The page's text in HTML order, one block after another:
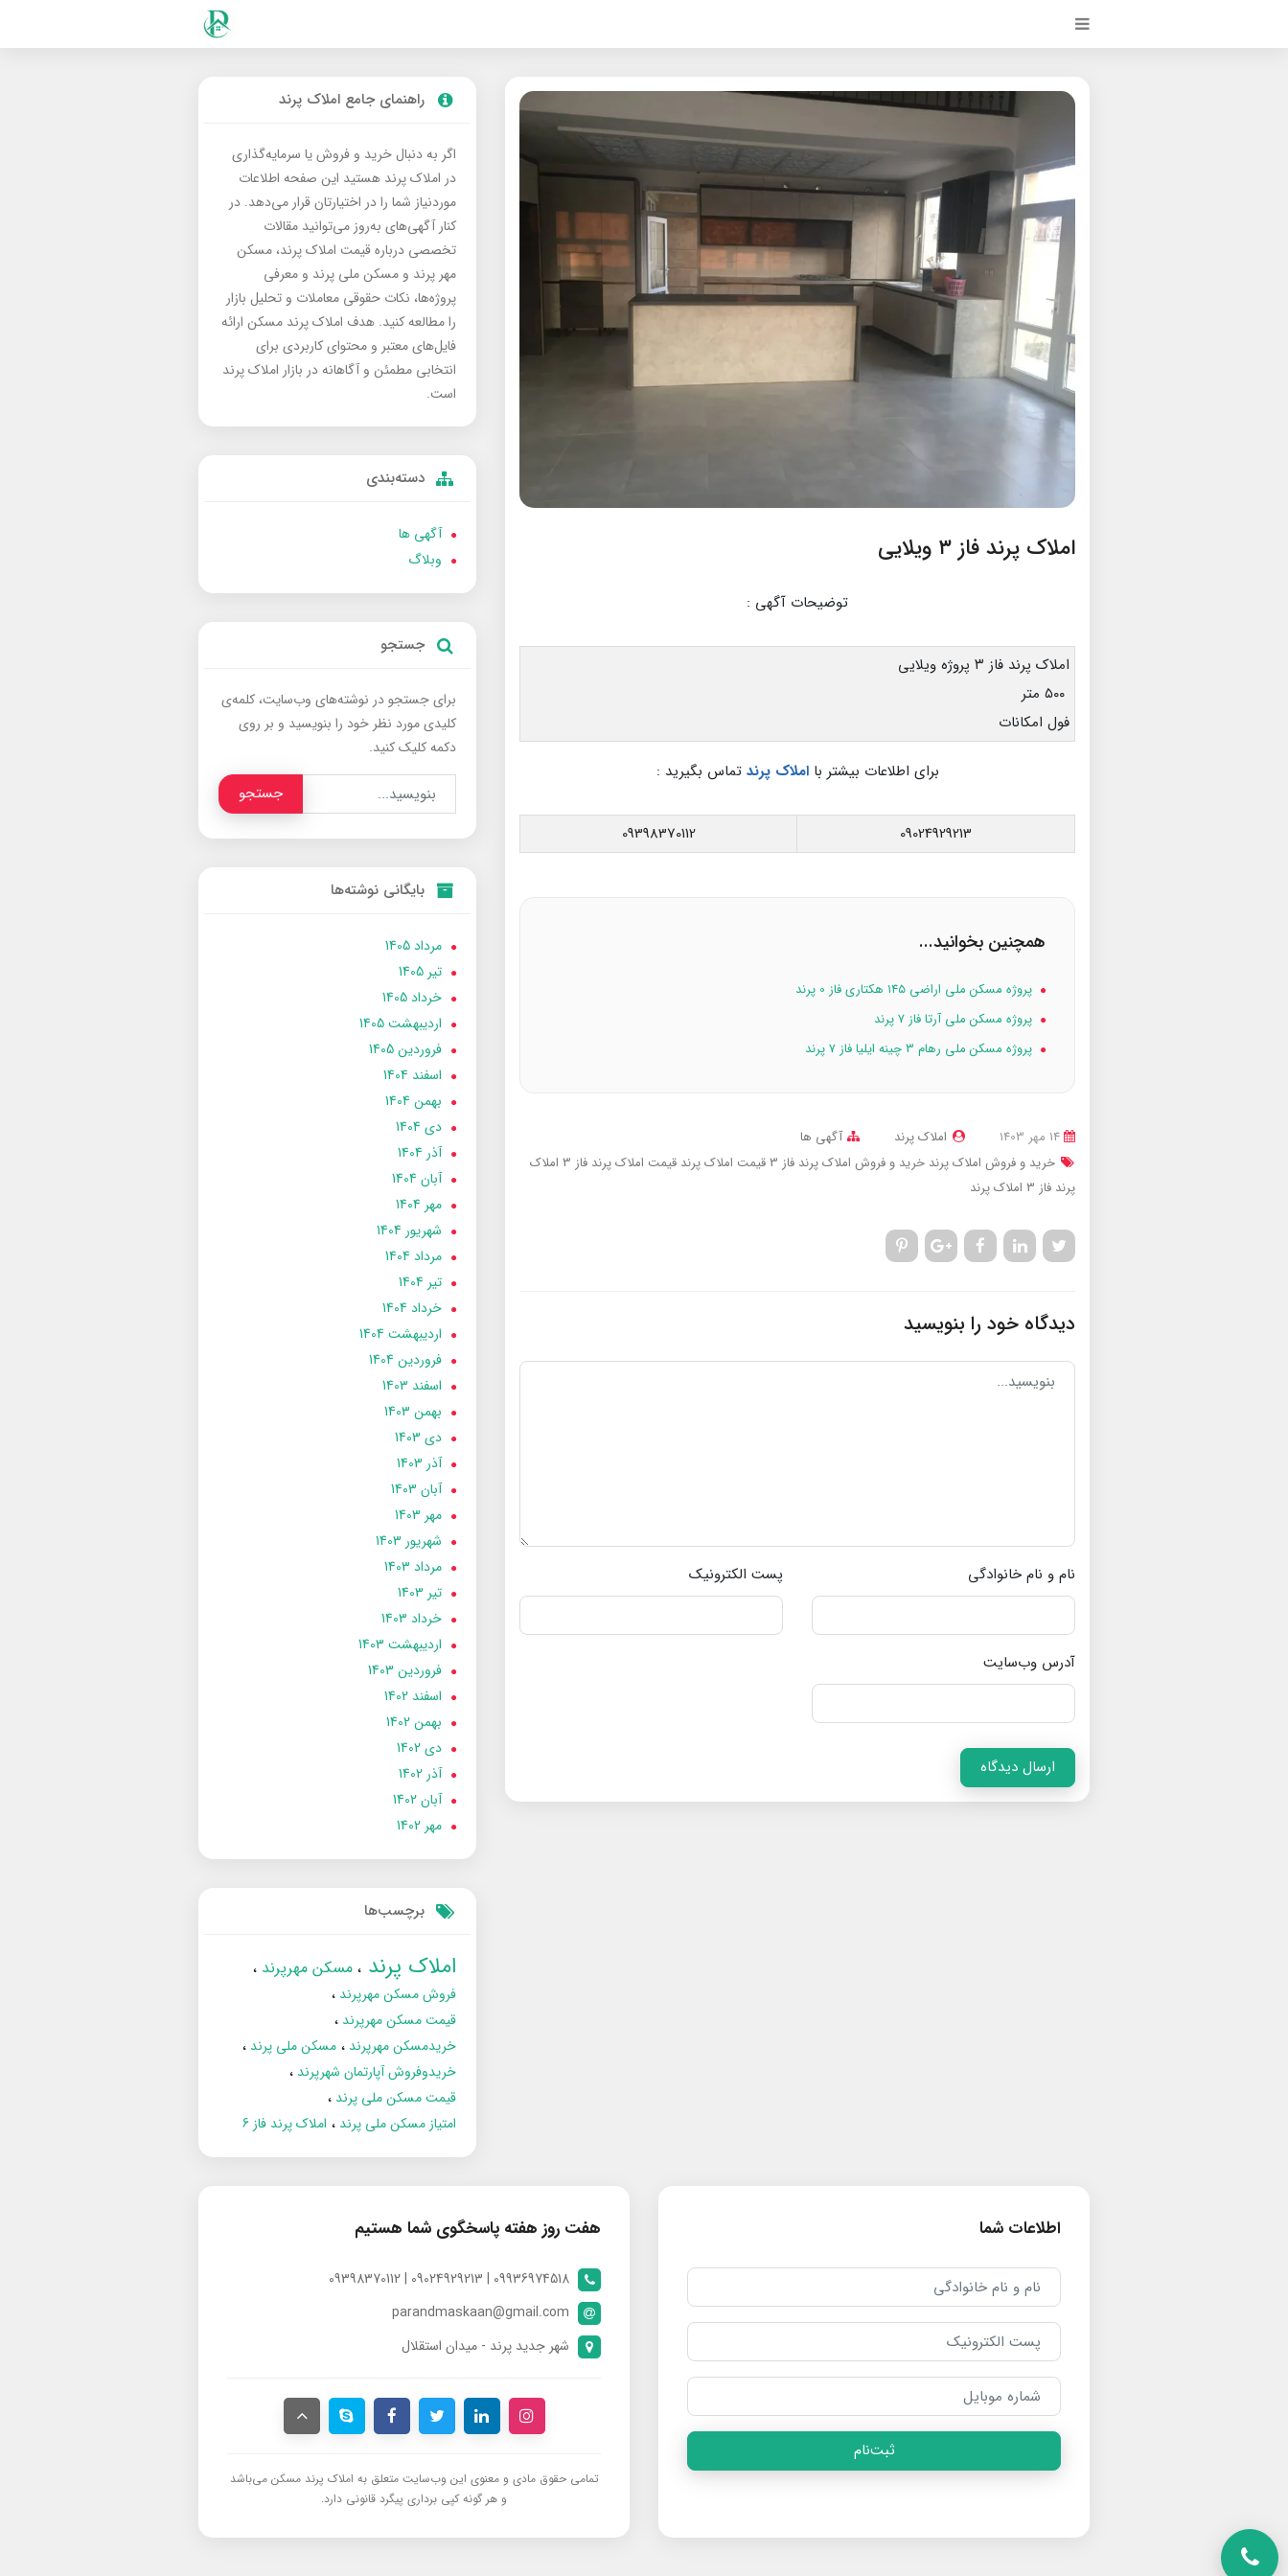
املاک پرند فاز ۳ ویلایی
توضیحات آگهی :
املاک پرند فاز ۳ پروژه ویلایی
فول امکانات
برای اطلاعات بیشتر بااملاک پرند تماس بگیرید :
09024929213
09398370112
همچنین بخوانید...
پروژه مسکن ملی اراضی ۱۴۵ هکتاری فاز 0 پرند
پروژه مسکن ملی آرتا فاز 7 پرند
پروژه مسکن ملی رهام 3 چینه ایلیا فاز 7 پرند
املاک پرند
آگهی ها
خرید و فروش املاک پرند خرید و فروش املاک پرند فاز 3 قیمت املاک پرند قیمت املاک پرند فاز 3
املاک
پرند فاز 3
املاک پرند
دیدگاه خود را بنویسید
نام و نام خانوادگی پست الکترونیک
آدرس وب‌سایت
ارسال دیدگاه
راهنمای جامع املاک پرند
اگر به دنبال خرید و فروش یا سرمایه‌گذاری
در املاک پرند هستید این صفحه اطلاعات
موردنیاز شما را در اختیارتان قرار می‌دهد. در
کنار آگهی‌های به‌روز می‌توانید مقالات
تخصصی درباره قیمت املاک پرند، مسکن
مهر پرند و مسکن ملی پرند و معرفی
پروژه‌ها، نکات حقوقی معاملات و تحلیل بازار
را مطالعه کنید. هدف املاک پرند مسکن ارائه
فایل‌های معتبر و محتوای کاربردی برای
انتخابی مطمئن و آگاهانه در بازار املاک پرند
است.
دسته‌بندی
آگهی ها
وبلاگ
جستجو
برای جستجو در نوشته‌های وب‌سایت، کلمه‌ی
کلیدی مورد نظر خود را بنویسید و بر روی
دکمه کلیک کنید.
جستجو
بایگانی نوشته‌ها
مرداد 1405
تير 1405
خرداد 1405
ارديبهشت 1405
فروردین 1405
اسفند 1404
بهمن 1404
دی 1404
آذر 1404
آبان 1404
مهر 1404
شهریور 1404
مرداد 1404
تير 1404
خرداد 1404
ارديبهشت 1404
فروردین 1404
اسفند 1403
بهمن 1403
دی 1403
آذر 1403
آبان 1403
مهر 1403
شهریور 1403
مرداد 1403
تير 1403
خرداد 1403
ارديبهشت 1403
فروردین 1403
اسفند 1402
بهمن 1402
دی 1402
آذر 1402
آبان 1402
مهر 1402
برچسب‌ها
املاک پرند مسکن مهرپرند
فروش مسکن مهرپرند
قیمت مسکن مهرپرند
خریدمسکن مهرپرند
مسکن ملی پرند
خریدوفروش آپارتمان شهرپرند
قیمت مسکن ملی پرند
امتیاز مسکن ملی پرند
املاک پرند فاز 6
اطلاعات شما
ثبت‌نام
هفت روز هفته پاسخگوی شما هستیم
09936974518 | 09024929213 | 09398370112
parandmaskaan@gmail.com
شهر جدید پرند - میدان استقلال
تمامی حقوق مادی و معنوی این وب‌سایت متعلق به املاک پرند مسکن می‌باشد
و هر گونه کپی برداری پیگرد قانونی دارد.